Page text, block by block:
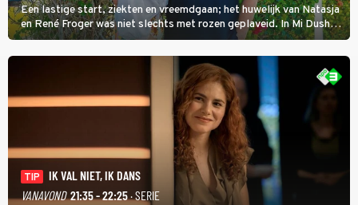
Een lastige start, ziekten en vreemdgaan; het huwelijk van Natasja
en René Froger was niet slechts met rozen geplaveid. In Mi Dushi:
Wat Is Dan Liefde? neemt Wilfred Genee het showbizzkoppel mee
uit vissen om het over de liefde te hebben.
TIP
IK VAL NIET, IK DANS
VANAVOND 21:35 - 22:25· SERIE